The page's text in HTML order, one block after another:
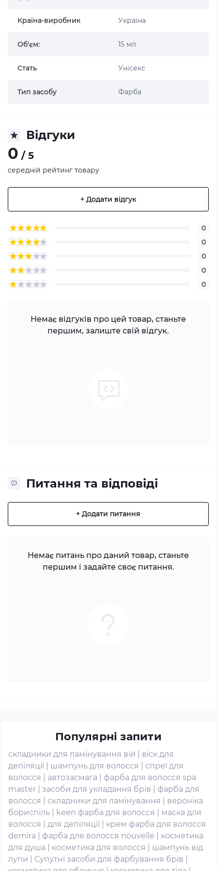
Країна-виробник Україна
Об'єм: 15 мл
Стать Унісекс
Тип засобу Фарба
Відгуки
0 / 5
середній рейтинг товару
+ Додати відгук
0
0
0
0
0
Немає відгуків про цей товар, станьте
першим, залиште свій відгук.
Питання та відповіді
+ Додати питання
Немає питань про даний товар, станьте
першим і задайте своє питання.
Популярні запити
складники для ламінування вій
віск для
депіляції
шампунь для волосся
спреї для
волосся
автозасмага
фарба для волосся spa
master
засоби для укладання брів
фарба для
волосся
складники для ламінування
вероніка
бориспіль
keen фарба для волосся
маска для
волосся
для депіляції
крем фарба для волосся
demira
фарба для волосся nouvelle
косметика
для душа
косметика для волосся
шампунь від
лупи
Супутні засоби для фарбування брів